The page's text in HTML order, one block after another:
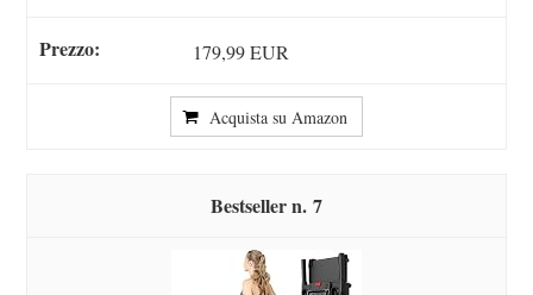
179,99 EUR
Acquista su Amazon
7